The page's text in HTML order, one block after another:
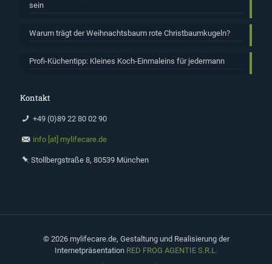
sein
Warum trägt der Weihnachtsbaum rote Christbaumkugeln?
Profi-Küchentipp: Kleines Koch-Einmaleins für jedermann
Kontakt
+49 (0)89 22 80 02 90
info [at] mylifecare.de
Stollbergstraße 8, 80539 München
© 2026 mylifecare.de, Gestaltung und Realisierung der
Internetpräsentation RED FROG AGENTIE S.R.L.